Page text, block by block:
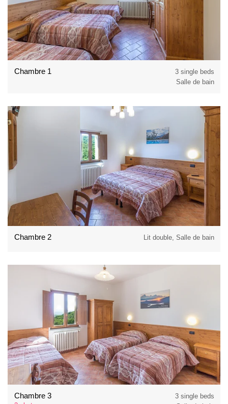
Chambre 1
3 single beds
Salle de bain
Chambre 2 Lit double, Salle de bain
Chambre 3
3 single beds